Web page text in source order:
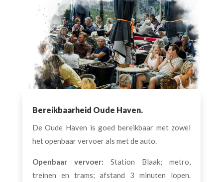
Bereikbaarheid Oude Haven.
De Oude Haven is goed bereikbaar met zowel
het openbaar vervoer als met de auto.
Openbaar vervoer: Station Blaak; metro,
treinen en trams; afstand 3 minuten lopen.